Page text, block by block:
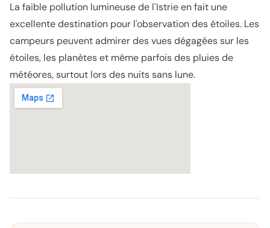
La faible pollution lumineuse de l'Istrie en fait une
excellente destination pour l'observation des étoiles. Les
campeurs peuvent admirer des vues dégagées sur les
étoiles, les planètes et même parfois des pluies de
météores, surtout lors des nuits sans lune.